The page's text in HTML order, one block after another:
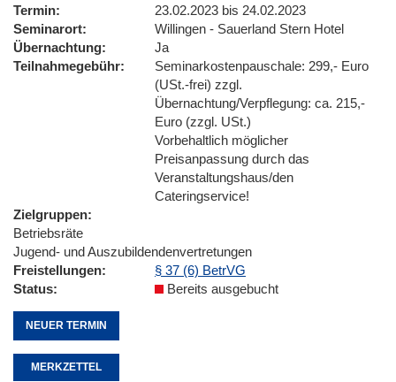
Termin
23.02.2023 bis 24.02.2023
Seminarort
Willingen - Sauerland Stern Hotel
Übernachtung
Ja
Teilnahmegebühr
Seminarkostenpauschale: 299,- Euro
(USt.-frei) zzgl.
Übernachtung/Verpflegung: ca. 215,-
Euro (zzgl. USt.)
Vorbehaltlich möglicher
Preisanpassung durch das
Veranstaltungshaus/den
Cateringservice!
Zielgruppen
Betriebsräte
Jugend- und Auszubildendenvertretungen
Freistellungen
§ 37 (6) BetrVG
Status
Bereits ausgebucht
NEUER TERMIN
MERKZETTEL